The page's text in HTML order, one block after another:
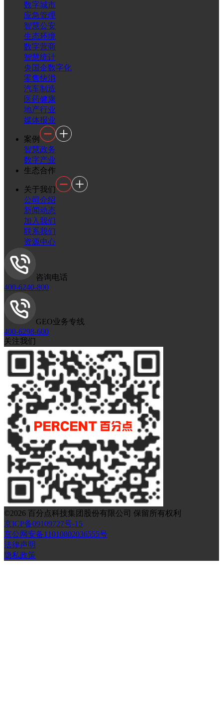
数字城市
应急管理
智慧公安
生态环境
数字营商
智慧统计
央国企数字化
零售快消
汽车制造
医药健康
地产行业
媒体报业
案例
智慧政务
数字产业
生态合作
关于我们
公司介绍
新闻动态
加入我们
联系我们
资源中心
咨询电话
400-6240-800
GEO业务专线
400-6298-600
关注我们
©2026 百分点科技集团股份有限公司 保留所有权利
京ICP备09109727号-15
京公网安备11010802036555号
法律声明
隐私政策